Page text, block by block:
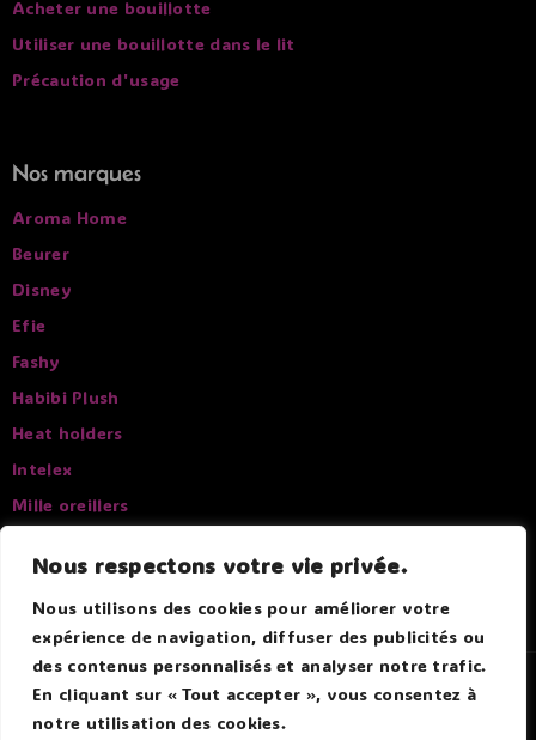
Nous respectons votre vie privée.
Nous utilisons des cookies pour améliorer votre
expérience de navigation, diffuser des publicités ou
des contenus personnalisés et analyser notre trafic.
En cliquant sur « Tout accepter », vous consentez à
notre utilisation des cookies.
Acheter une bouillotte
Utiliser une bouillotte dans le lit
Précaution d'usage
Nos marques
Aroma Home
Beurer
Disney
Efie
Fashy
Habibi Plush
Heat holders
Intelex
Mille oreillers
Sissel
© 2026 Douce Bouillotte - Par Boitmobile - Agence web